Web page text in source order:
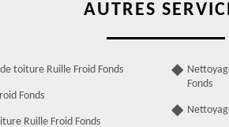
AUTRES
toiture Ruille Froid Fonds
Fonds
Ruille Froid Fonds
Fonds